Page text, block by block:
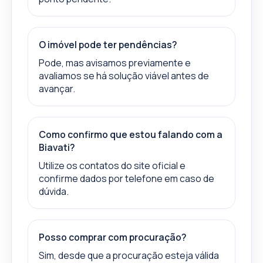
O imóvel pode ter pendências?
Pode, mas avisamos previamente e
avaliamos se há solução viável antes de
avançar.
Como confirmo que estou falando com a
Biavati?
Utilize os contatos do site oficial e
confirme dados por telefone em caso de
dúvida.
Posso comprar com procuração?
Sim, desde que a procuração esteja válida